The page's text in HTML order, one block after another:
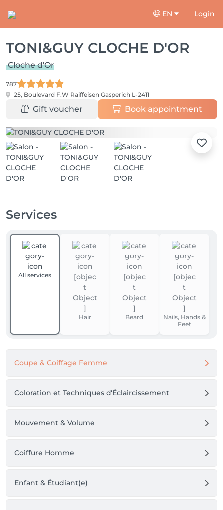
EN Login
TONI&GUY CLOCHE D'OR
Cloche d'Or
787
25, Boulevard F.W Raiffeisen Gasperich L-2411
Gift voucher Book appointment
Services
All services
Hair Beard
Nails, Hands &
Feet
Coupe & Coiffage Femme
Coloration et Techniques d'Éclaircissement
Mouvement & Volume
Coiffure Homme
Enfant & Étudiant(e)